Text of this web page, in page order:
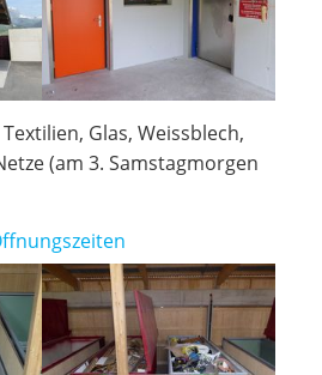
Glas, Weissblech,
(am 3. Samstagmorgen